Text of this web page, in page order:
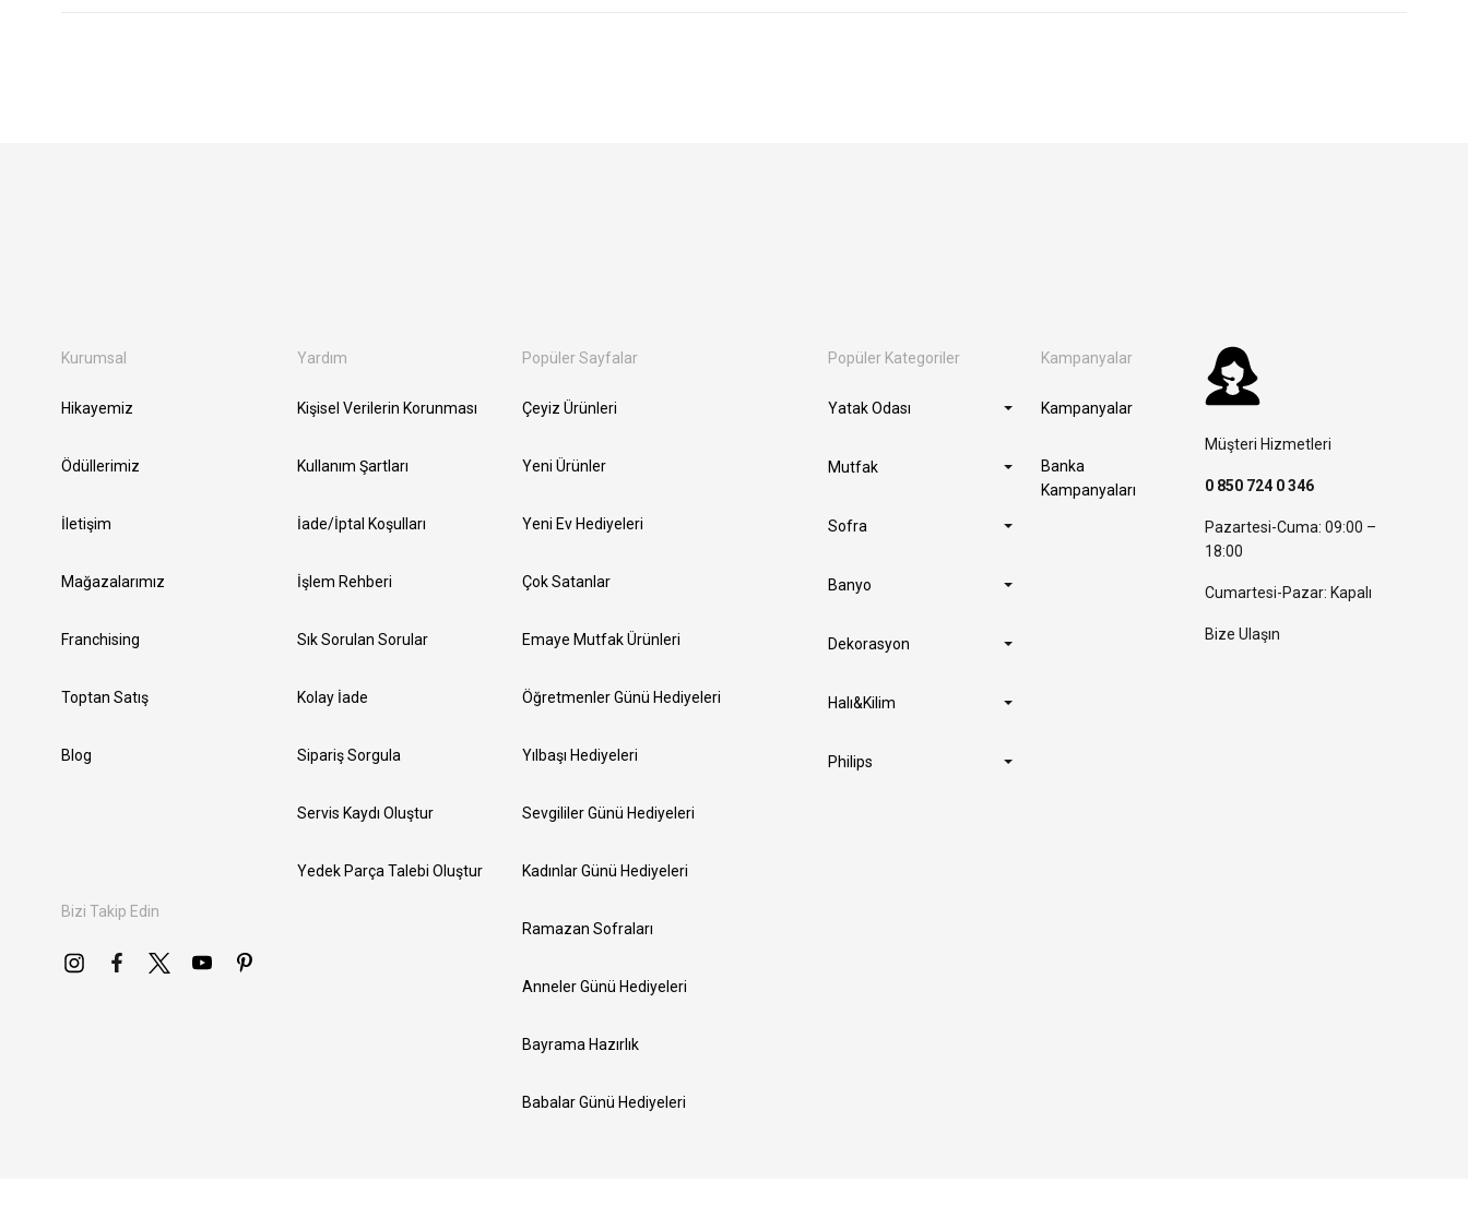
Kurumsal
Hikayemiz
Ödüllerimiz
İletişim
Mağazalarımız
Franchising
Toptan Satış
Blog
Bizi Takip Edin
Yardım
Kişisel Verilerin Korunması
Kullanım Şartları
İade/İptal Koşulları
İşlem Rehberi
Sık Sorulan Sorular
Kolay İade
Sipariş Sorgula
Servis Kaydı Oluştur
Yedek Parça Talebi Oluştur
Popüler Sayfalar
Çeyiz Ürünleri
Yeni Ürünler
Yeni Ev Hediyeleri
Çok Satanlar
Emaye Mutfak Ürünleri
Öğretmenler Günü Hediyeleri
Yılbaşı Hediyeleri
Sevgililer Günü Hediyeleri
Kadınlar Günü Hediyeleri
Ramazan Sofraları
Anneler Günü Hediyeleri
Bayrama Hazırlık
Babalar Günü Hediyeleri
Popüler Kategoriler
Yatak Odası
Mutfak
Sofra
Banyo
Dekorasyon
Halı&Kilim
Philips
Kampanyalar
Kampanyalar
Banka
Kampanyaları
Müşteri Hizmetleri
0 850 724 0 346
Pazartesi-Cuma: 09:00 –
18:00
Cumartesi-Pazar: Kapalı
Bize Ulaşın